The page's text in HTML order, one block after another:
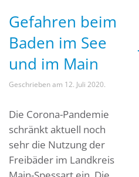
Gefahren beim
Baden im See
und im Main
Geschrieben am 12. Juli 2020.
Die Corona-Pandemie
schränkt aktuell noch
sehr die Nutzung der
Freibäder im Landkreis